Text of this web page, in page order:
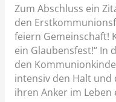
Zum Abschluss ein
den
feiern Gemeinschaft!
ein Glaubensfest!“ In
den
intensiv den Halt und
ihren Anker im